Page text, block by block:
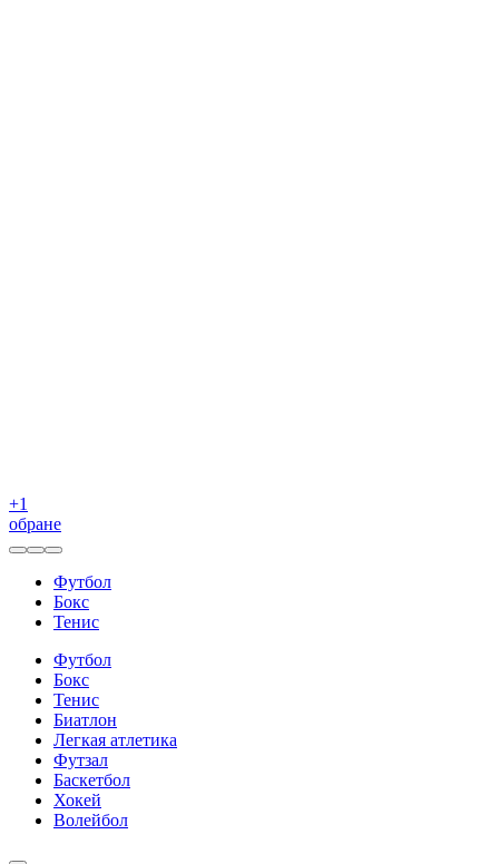
+1
обране
Футбол
Бокс
Тенис
Футбол
Бокс
Тенис
Биатлон
Легкая атлетика
Футзал
Баскетбол
Хокей
Волейбол